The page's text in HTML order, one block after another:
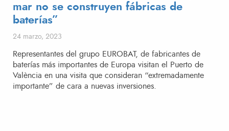
mar no se construyen fábricas de
baterías”
Publicado el
24 marzo, 2023
Representantes del grupo EUROBAT, de fabricantes de
baterías más importantes de Europa visitan el Puerto de
València en una visita que consideran “extremadamente
importante” de cara a nuevas inversiones.